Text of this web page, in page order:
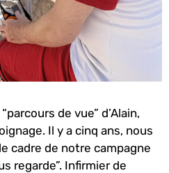
de vue” d’Alain,
Il y a cinq ans, nous
cadre de notre campagne
regarde”. Infirmier de